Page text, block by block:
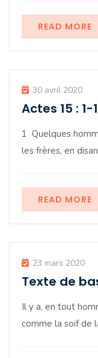
READ MORE
30 avril 2020
Actes 15 : 1-
1 Quelques
les frères, en
READ MORE
23 mars 2020
Texte de
Il y a, en tout
comme la soif de